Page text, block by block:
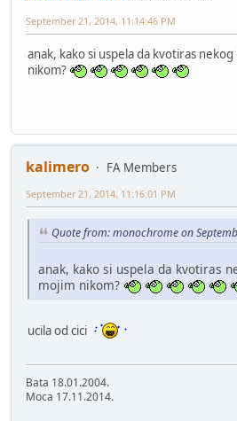
September 21, 2014, 11:14:46 PM
anak, kako si uspela da kvotiras
nikom?
kalimero
FA Members
September 21, 2014, 11:16:01 PM
Quote from: monochrome on
anak, kako si uspela da kvotiras
mojim nikom?
ucila od cici
Bata 18.01.2004.
Moca 17.11.2014.